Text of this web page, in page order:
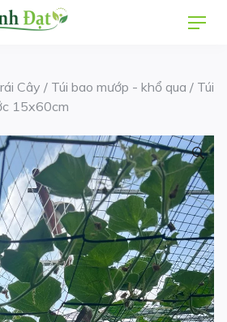
Cây / Túi bao mướp - khổ qua / Túi
15x60cm